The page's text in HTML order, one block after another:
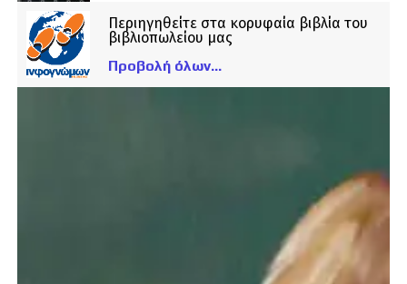
Περιηγηθείτε στα κορυφαία βιβλία του
βιβλιοπωλείου μας
Προβολή όλων